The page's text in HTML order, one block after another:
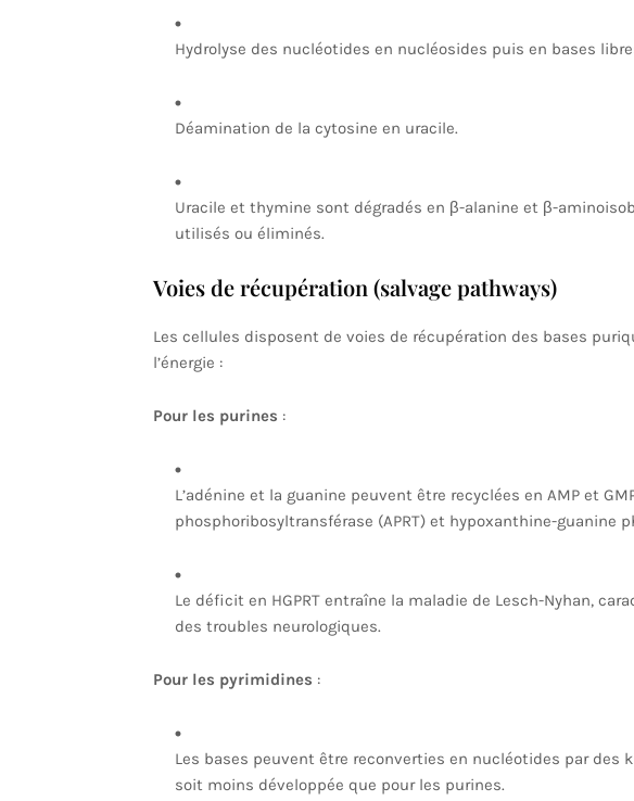
Hydrolyse des nucléotides en nucléosides puis en bases
Déamination de la cytosine en uracile.
Uracile et thymine sont dégradés en β-alanine et β-
utilisés ou éliminés.
Voies de récupération (salvage pathways)
Les cellules disposent de voies de récupération des bases
l’énergie :
Pour les purines :
L’adénine et la guanine peuvent être recyclées en AMP et
phosphoribosyltransférase (APRT) et hypoxanthine-guanine
Le déficit en HGPRT entraîne la maladie de Lesch-Nyhan,
des troubles neurologiques.
Pour les pyrimidines :
Les bases peuvent être reconverties en nucléotides par des
soit moins développée que pour les purines.